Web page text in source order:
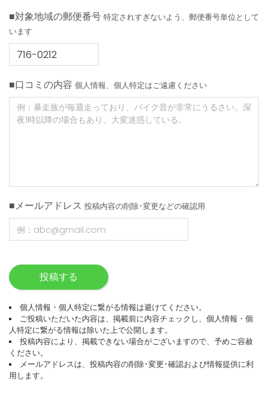
■対象地域の郵便番号 特定されすぎないよう、郵便番号単位として
います
■口コミの内容 個人情報、個人特定はご遠慮ください
■メールアドレス 投稿内容の削除･変更などの確認用
投稿する
個人情報・個人特定に繋がる情報は避けてください。
ご投稿いただいた内容は、掲載前に内容チェックし、個人情報・個
人特定に繋がる情報は除いた上で公開します。
投稿内容により、掲載できない場合がございますので、予めご容赦
ください。
メールアドレスは、投稿内容の削除･変更･確認および情報提供に利
用します。